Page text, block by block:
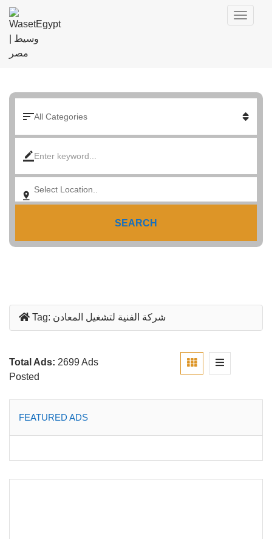
SEARCH
Tag: شركة الفنية لتشغيل المعادن
Total Ads: 2699 Ads
Posted
FEATURED ADS